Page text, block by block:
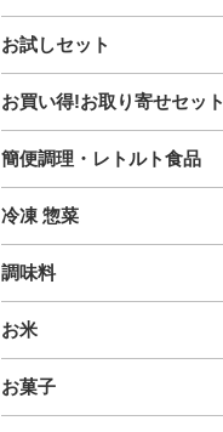
お試しセット
お買い得!お取り寄せセット
簡便調理・レトルト食品
冷凍 惣菜
調味料
お米
お菓子